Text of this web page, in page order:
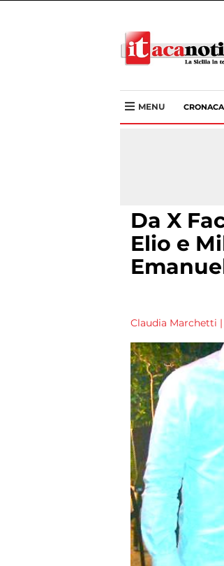
MENU CRONACA
Da X
Elio e
Claudia Marchetti |